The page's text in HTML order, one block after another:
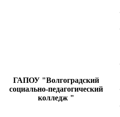
ГАПОУ "Волгоградский
социально-педагогический
колледж "